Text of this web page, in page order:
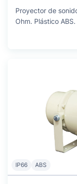
Proyector de
Ohm. Plástico ABS.
IP66 ABS